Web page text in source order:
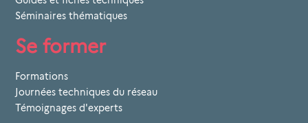
Séminaires thématiques
Se former
Formations
Journées techniques du réseau
Témoignages d'experts